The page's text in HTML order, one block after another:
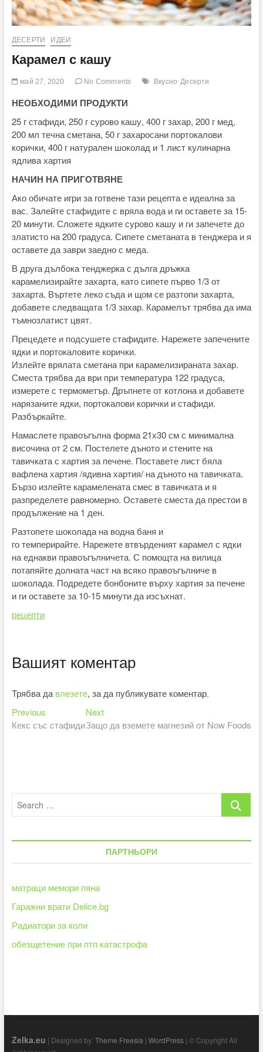
ДЕСЕРТИ ИДЕИ
Карамел с кашу
май 27, 2020 No Comments Вкусно Десерти
НЕОБХОДИМИ ПРОДУКТИ
25 г стафиди, 250 г сурово кашу, 400 г захар, 200 г мед,
200 мл течна сметана, 50 г захаросани портокалови
корички, 400 г натурален шоколад и 1 лист кулинарна
ядлива хартия
НАЧИН НА ПРИГОТВЯНЕ
Ако обичате игри за готвене тази рецепта е идеална за
вас. Залейте стафидите с вряла вода и ги оставете за 15-
20 минути. Сложете ядките сурово кашу и ги запечете до
златисто на 200 градуса. Сипете сметаната в тенджера и я
оставете да заври заедно с меда.
В друга дълбока тенджерка с дълга дръжка
карамелизирайте захарта, като сипете първо 1/3 от
захарта. Въртете леко съда и щом се разтопи захарта,
добавете следващата 1/3 захар. Карамелът трябва да има
тъмнозлатист цвят.
Прецедете и подсушете стафидите. Нарежете запечените
ядки и портокаловите корички.
Излейте врялата сметана при карамелизираната захар.
Сместа трябва да ври при температура 122 градуса,
измерете с термометър. Дръпнете от котлона и добавете
нарязаните ядки, портокалови корички и стафиди.
Разбъркайте.
Намаслете правоъгълна форма 21х30 см с минимална
височина от 2 см. Постелете дъното и стените на
тавичката с хартия за печене. Поставете лист бяла
вафлена хартия /ядивна хартия/ на дъното на тавичката.
Бързо излейте карамелената смес в тавичката и я
разпределете равномерно. Оставете сместа да престои в
продължение на 1 ден.
Разтопете шоколада на водна баня и
го темперирайте. Нарежете втвърденият карамел с ядки
на еднакви правоъгълничета. С помощта на вилица
потапяйте долната част на всяко правоъгълниче в
шоколада. Подредете бонбоните върху хартия за печене
и ги оставете за 10-15 минути да изсъхнат.
рецепти
Вашият коментар
Трябва да влезете, за да публикувате коментар.
Навигация
PreviousPrevious
post:
Кекс със стафиди
NextNext
post:
Защо да вземете магнезий от Now Foods
Search
ПАРТНЬОРИ
матраци мемори пяна
Гаражни врати Delice.bg
Радиатори за коли
обезщетение при птп катастрофа
Zelka.eu | Designed by: Theme Freesia | WordPress| © Copyright All